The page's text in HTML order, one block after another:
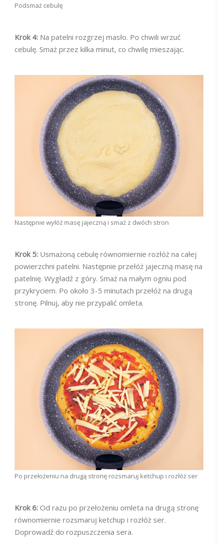
Podsmaż cebulę
Krok 4: Na patelni rozgrzej masło. Po chwili wrzuć
cebulę. Smaż przez kilka minut, co chwilę mieszając.
Następnie wyłóż masę jajeczną i smaż z dwóch stron
Krok 5: Usmażoną cebulę równomiernie rozłóż na całej
powierzchni patelni. Następnie przełóż jajeczną masę na
patelnię. Wygładź z góry. Smaż na małym ogniu pod
przykryciem. Po około 3-5 minutach przełóż na drugą
stronę. Pilnuj, aby nie przypalić omleta.
Po przełożeniu na drugą stronę rozsmaruj ketchup i rozłóż ser
Krok 6: Od razu po przełożeniu omleta na drugą stronę
równomiernie rozsmaruj ketchup i rozłóż ser.
Doprowadź do rozpuszczenia sera.